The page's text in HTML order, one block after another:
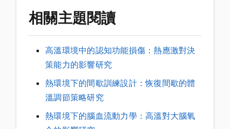
相關主題閱讀
高溫環境中的認知功能損傷：熱應激對決
策能力的影響研究
熱環境下的間歇訓練設計：恢復間歇的體
溫調節策略研究
熱環境下的腦血流動力學：高溫對大腦氧